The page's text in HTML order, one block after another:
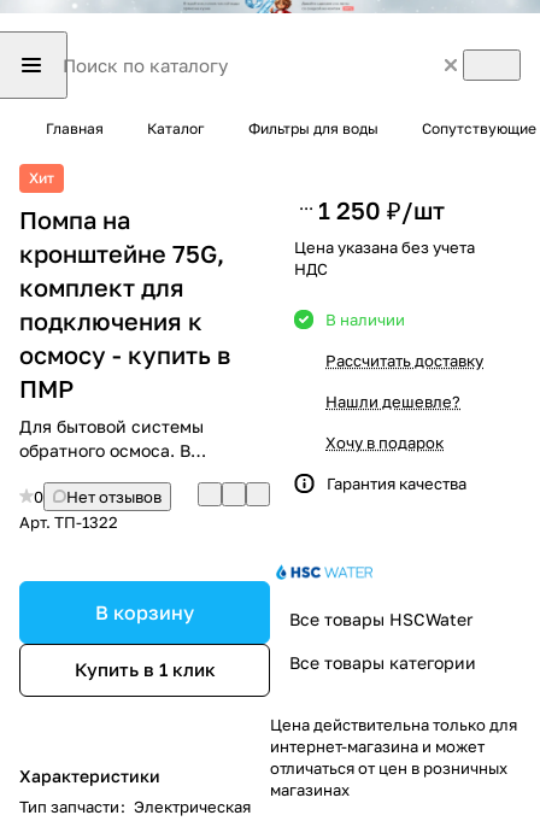
Главная Каталог Фильтры для воды
Хит
Помпа на
кронштейне 75G,
комплект для
подключения к
осмосу - купить в
ПМР
Для бытовой системы
обратного осмоса. В
подключения
0
Нет отзывов
Арт. ТП-1322
В корзину
Купить в 1 клик
Характеристики
Тип запчасти: Электрическая
1 250 ₽/шт
Цена указана без учета
НДС
В наличии
Рассчитать доставку
Нашли дешевле?
Хочу в подарок
Гарантия качества
Все товары HSCWater
Все товары категории
Цена действительна только для
интернет-магазина и может
отличаться от цен в розничных
магазинах